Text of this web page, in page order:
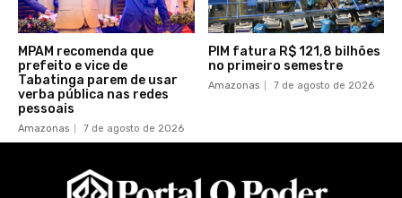
MPAM recomenda que
prefeito e vice de
Tabatinga parem de usar
verba pública nas redes
pessoais
Amazonas 7 de agosto de 2026
PIM fatura R$ 121,8 bilhões
no primeiro semestre
Amazonas 7 de agosto de 2026